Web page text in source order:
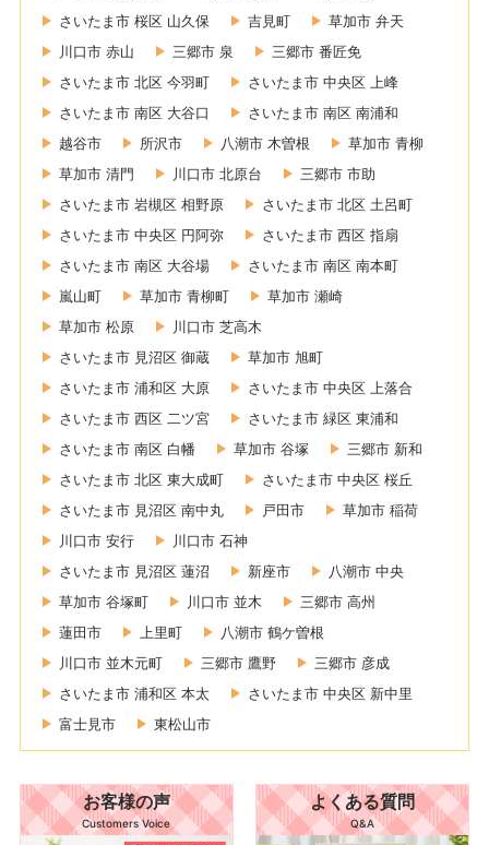
さいたま市 桜区 山久保
吉見町
草加市 弁天
川口市 赤山
三郷市 泉
三郷市 番匠免
さいたま市 北区 今羽町
さいたま市 中央区 上峰
さいたま市 南区 大谷口
さいたま市 南区 南浦和
越谷市
所沢市 八潮市 木曽根
草加市 青柳
草加市 清門
川口市 北原台
三郷市 市助
さいたま市 岩槻区 相野原
さいたま市 北区 土呂町
さいたま市 中央区 円阿弥
さいたま市 西区 指扇
さいたま市 南区 大谷場
さいたま市 南区 南本町
嵐山町
草加市 青柳町
草加市 瀬崎
草加市 松原
川口市 芝高木
さいたま市 見沼区 御蔵
草加市 旭町
さいたま市 浦和区 大原
さいたま市 中央区 上落合
さいたま市 西区 二ツ宮
さいたま市 緑区 東浦和
さいたま市 南区 白幡
草加市 谷塚
三郷市 新和
さいたま市 北区 東大成町
さいたま市 中央区 桜丘
さいたま市 見沼区 南中丸
戸田市
草加市 稲荷
川口市 安行
川口市 石神
さいたま市 見沼区 蓮沼
新座市
八潮市 中央
草加市 谷塚町
川口市 並木
三郷市 高州
蓮田市
上里町
八潮市 鶴ケ曽根
川口市 並木元町
三郷市 鷹野
三郷市 彦成
さいたま市 浦和区 本太
さいたま市 中央区 新中里
富士見市
東松山市
お客様の声
Customers Voice
よくある質問
Q&A